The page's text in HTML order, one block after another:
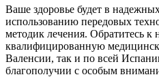
Ваше здоровье будет в
использованию передовых
методик лечения. Обратитесь к
квалифицированную
Валенсии, так и по всей
благополучии с особым